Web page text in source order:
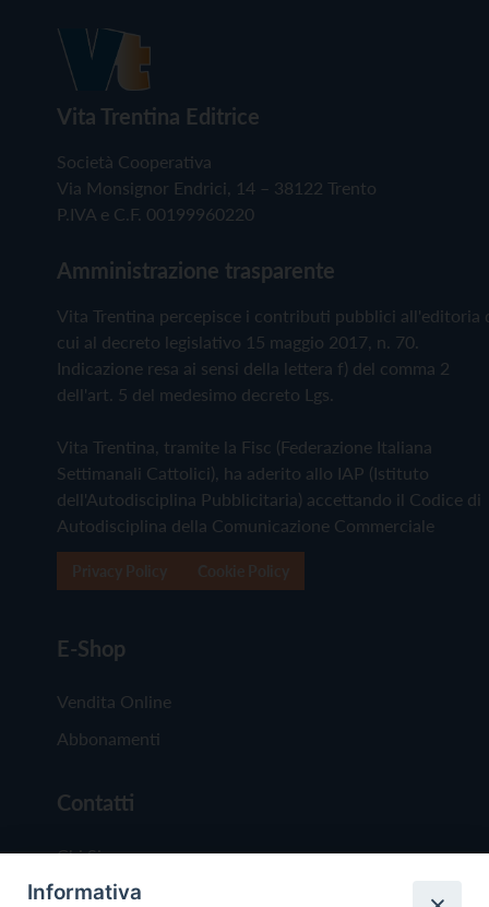
Vita Trentina Editrice
Società Cooperativa
Via Monsignor Endrici, 14 – 38122 Trento
P.IVA e C.F. 00199960220
Amministrazione trasparente
Vita Trentina percepisce i contributi pubblici all'editoria
cui al decreto legislativo 15 maggio 2017, n. 70.
Indicazione resa ai sensi della lettera f) del comma 2
dell'art. 5 del medesimo decreto Lgs.
Vita Trentina, tramite la Fisc (Federazione Italiana
Settimanali Cattolici), ha aderito allo IAP (Istituto
dell'Autodisciplina Pubblicitaria) accettando il Codice di
Autodisciplina della Comunicazione Commerciale
E-Shop
Vendita Online
Abbonamenti
Contatti
Chi Siamo
Redazione
Informativa